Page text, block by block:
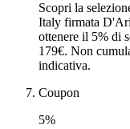
Scopri la
Italy firmata
ottenere il 5% di
179€. Non
indicativa.
Coupon
5%